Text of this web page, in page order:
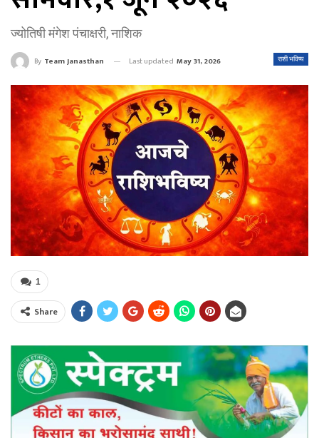
ज्योतिषी मंगेश पंचाक्षरी, नाशिक
राशी भविष्य
By Team Janasthan Last updated May 31, 2026
1
Share